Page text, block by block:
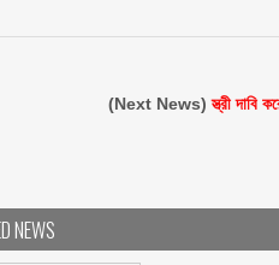
(Next News)স্ত্রী দাবি
NEWS